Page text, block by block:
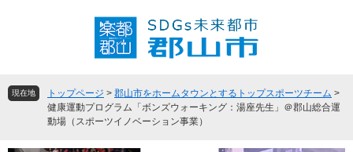
頭
飛現在地 トップページ > 郡山市をホームタウンとするトップスポーツチーム >
健康運動プログラム「ボンズウォーキング：湯座先生」＠郡山総合運
動場（スポーツイノベーション事業）